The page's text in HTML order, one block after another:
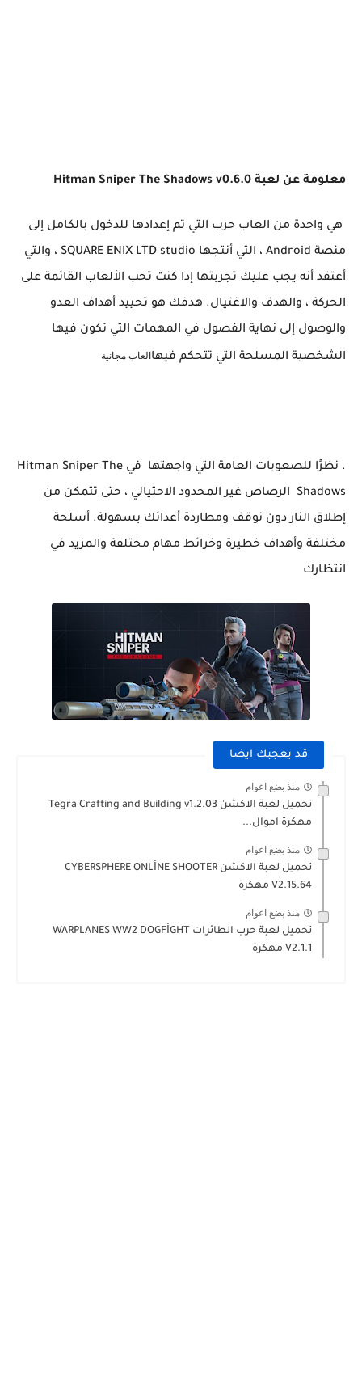
معلومة عن لعبة Hitman Sniper The Shadows v0.6.0
هي واحدة من العاب حرب التي تم إعدادها للدخول بالكامل إلى
منصة Android ، التي أنتجها SQUARE ENIX LTD studio ، والتي
أعتقد أنه يجب عليك تجربتها إذا كنت تحب الألعاب القائمة على
الحركة ، والهدف والاغتيال. هدفك هو تحييد أهداف العدو
والوصول إلى نهاية الفصول في المهمات التي تكون فيها
الشخصية المسلحة التي تتحكم فيها العاب مجانية
. نظرًا للصعوبات العامة التي واجهتها في Hitman Sniper The
Shadows الرصاص غير المحدود الاحتيالي ، حتى تتمكن من
إطلاق النار دون توقف ومطاردة أعدائك بسهولة. أسلحة
مختلفة وأهداف خطيرة وخرائط مهام مختلفة والمزيد في
انتظارك
قد يعجبك ايضا
منذ بضع اعوام
تحميل لعبة الاكشن Tegra Crafting and Building v1.2.03
مهكرة اموال...
منذ بضع اعوام
تحميل لعبة الاكشن CYBERSPHERE ONLİNE SHOOTER
V2.15.64 مهكرة
منذ بضع اعوام
تحميل لعبة حرب الطائرات WARPLANES WW2 DOGFİGHT
V2.1.1 مهكرة